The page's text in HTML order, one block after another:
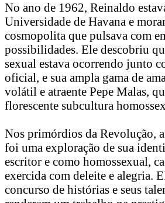
No ano de 1962, Reinaldo
Universidade de Havana e
cosmopolita que pulsava com
possibilidades. Ele descobriu
sexual estava ocorrendo junto
oficial, e sua ampla gama de
volátil e atraente Pepe Malas,
florescente subcultura
Nos primórdios da Revolução,
foi uma exploração de sua
escritor e como homossexual,
exercida com deleite e alegria.
concurso de histórias e seus